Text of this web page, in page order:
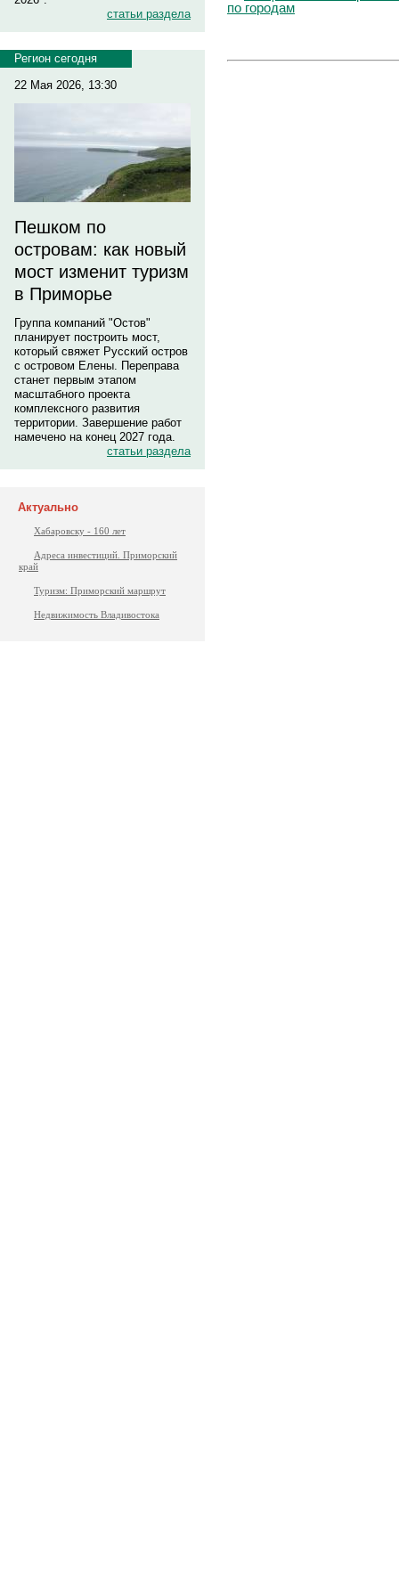
статьи раздела
Регион сегодня
22 Мая 2026, 13:30
Пешком по
островам: как новый
мост изменит туризм
в Приморье
Группа компаний "Остов"
планирует построить мост,
который свяжет Русский остров
с островом Елены. Переправа
станет первым этапом
масштабного проекта
комплексного развития
территории. Завершение работ
намечено на конец 2027 года.
статьи раздела
Актуально
Хабаровску - 160 лет
Адреса инвестиций. Приморский
край
Туризм: Приморский маршрут
Недвижимость Владивостока
по городам